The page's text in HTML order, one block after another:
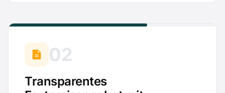
02
Transparentes